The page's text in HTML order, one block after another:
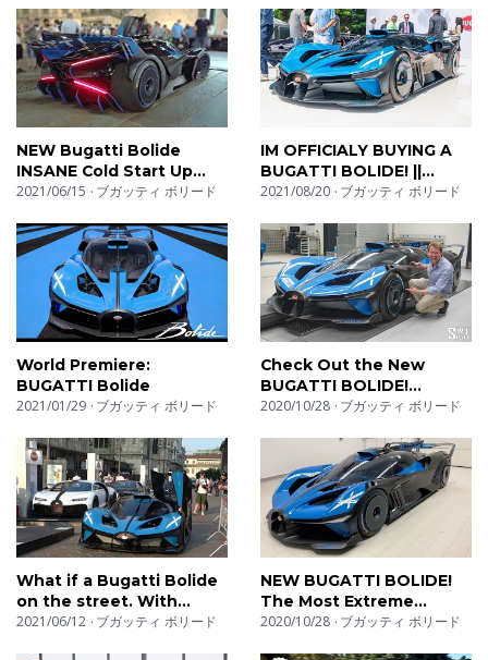
Visually it's exceptionally dramatic with negative space
in the bodywork, shrink wrapped to the engine and tub,
with the x-shapes for the layout of the rear, a shark fin
and gigantic spoiler. Naturally all components are as
light as possible, from exceptionally thin carbon panels
to 3d printed titanium used everywhere possible for
the ultimate power to weight ratio. The engine itself
for maximum power rather than the traditional stage
configuration.
Join me then to take you through the car in detail,
including an opportunity to take a seat onboard and
even to start the car and hear the unrestricted exhaust
sound.
Thanks for watching, Tim
Subscribe: http://bit.ly/Shmee150YT
Website: http://www.shmee150.com
Shop: http://shop.shmee150.com
Instagram: http://www.instagram.com/shmee150
Facebook: http://www.facebook.com/shmee15
NEW Bugatti Bolide
INSANE Cold Start Up
Sounds & Loading Into
Straight Pipes
2021/06/15 ブガッティ ボリード
IM OFFICIALY BUYING A
BUGATTI BOLIDE! ||
Manny Khoshbin
2021/08/20 ブガッティ ボリード
World Premiere:
BUGATTI Bolide
2021/01/29 ブガッティ ボリード
Check Out the New
BUGATTI BOLIDE!
EXCLUSIVE FIRST LOOK
2020/10/28 ブガッティ ボリード
What if a Bugatti Bolide
on the street. With
exhaust sound!
2021/06/12 ブガッティ ボリード
NEW BUGATTI BOLIDE!
The Most Extreme
Bugatti Ever Made. FIRST
2020/10/28 ブガッティ ボリード